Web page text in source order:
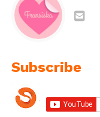
Subscribe